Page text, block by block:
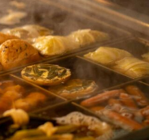
MOVIE
FOOD
ARCHITECT
DOCUMENT